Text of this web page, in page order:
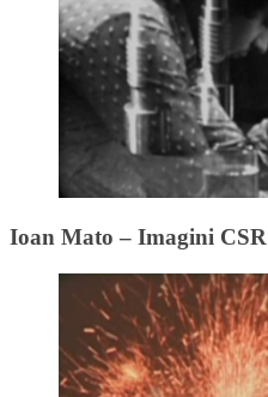
Ioan Mato – Imagini CSR